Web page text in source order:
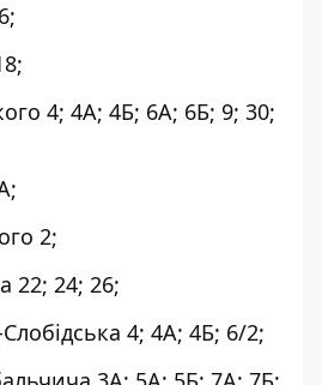
4; 4А; 4Б; 6А; 6Б; 9; 30;
2;
22; 24; 26;
4; 4А; 4Б; 6/2;